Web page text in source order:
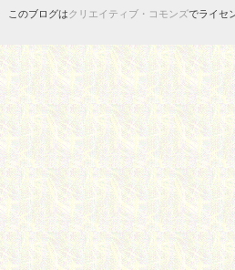
このブログはクリエイティブ・コモンズでライセ